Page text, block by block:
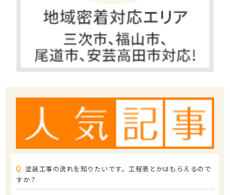
Q. 塗装工事の流れを知りたいです。工程表とかはもらえるので
すか？